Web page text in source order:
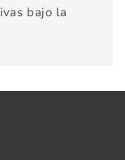
bajo la